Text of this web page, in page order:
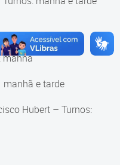
manhã
e tarde
Hubert – Turnos: